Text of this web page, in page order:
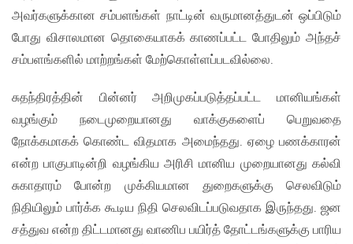
அவர்களுக்கான சம்பளங்கள் நாட்டின் வருமானத்துடன் ஒப்பிடும்
போது விசாலமான தொகையாகக் காணப்பட்ட போதிலும் அந்தச்
சம்பளங்களில் மாற்றங்கள் மேற்கொள்ளப்படவில்லை.
சுதந்திரத்தின் பின்னர் அறிமுகப்படுத்தப்பட்ட மானியங்கள்
வழங்கும் நடைமுறையானது வாக்குகளைப் பெறுவதை
நோக்கமாகக் கொண்ட விதமாக அமைந்தது. ஏழை பணக்காரன்
என்ற பாகுபாடின்றி வழங்கிய அரிசி மானிய முறையானது கல்வி
சுகாதாரம் போன்ற முக்கியமான துறைகளுக்கு செலவிடும்
நிதியிலும் பார்க்க கூடிய நிதி செலவிடப்படுவதாக இருந்தது. ஜன
சத்துவ என்ற திட்டமானது வாணிப பயிர்த் தோட்டங்களுக்கு பாரிய